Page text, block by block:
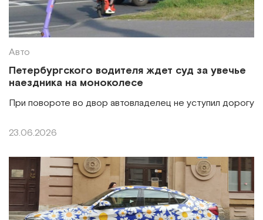
Авто
Петербургского водителя ждет суд за увечье
наездника на моноколесе
При повороте во двор автовладелец не уступил дорогу
23.06.2026